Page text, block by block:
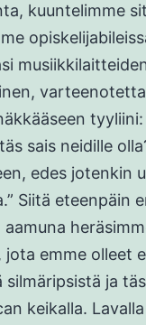
kuuntelimme
sais neidille
edes jotenkin
Siitä eteenpäin
emme olleet
ja
keikalla.